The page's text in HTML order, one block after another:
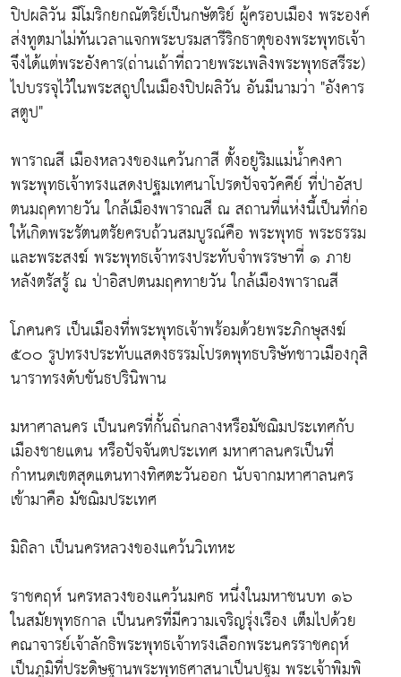
ปิปผลิวัน มีโมริกยกณัตริย์เป็นกษัตริย์ ผู้ครอบเมือง พระองค์
ส่งทูตมาไม่ทันเวลาแจกพระบรมสารีริกธาตุของพระพุทธเจ้า
จึงได้แต่พระอังคาร(ถ่านเถ้าที่ถวายพระเพลิงพระพุทธสรีระ)
ไปบรรจุไว้ในพระสถูปในเมืองปิปผลิวัน อันมีนามว่า "อังคาร
สตูป"
พาราณสี เมืองหลวงของแคว้นกาสี ตั้งอยู่ริมแม่น้ำคงคา
พระพุทธเจ้าทรงแสดงปฐมเทศนาโปรดปัจจวัคคีย์ ที่ป่าอัสป
ตนมฤคทายวัน ใกล้เมืองพาราณสี ณ สถานที่แห่งนี้เป็นที่ก่อ
ให้เกิดพระรัตนตรัยครบถ้วนสมบูรณ์คือ พระพุทธ พระธรรม
และพระสงฆ์ พระพุทธเจ้าทรงประทับจำพรรษาที่ ๑ ภาย
หลังตรัสรู้ ณ ป่าอิสปตนมฤคทายวัน ใกล้เมืองพาราณสี
โภคนคร เป็นเมืองที่พระพุทธเจ้าพร้อมด้วยพระภิกษุสงฆ์
๕๐๐ รูปทรงประทับแสดงธรรมโปรดพุทธบริษัทชาวเมืองกุสิ
นาราทรงดับขันธปรินิพาน
มหาศาลนคร เป็นนครที่กั้นถิ่นกลางหรือมัชฌิมประเทศกับ
เมืองชายแดน หรือปัจจันตประเทศ มหาศาลนครเป็นที่
กำหนดเขตสุดแดนทางทิศตะวันออก นับจากมหาศาลนคร
เข้ามาคือ มัชฌิมประเทศ
มิถิลา เป็นนครหลวงของแคว้นวิเทหะ
ราชคฤห์ นครหลวงของแคว้นมคธ หนึ่งในมหาชนบท ๑๖
ในสมัยพุทธกาล เป็นนครที่มีความเจริญรุ่งเรือง เต็มไปด้วย
คณาจารย์เจ้าลักธิพระพุทธเจ้าทรงเลือกพระนครราชคฤห์
เป็นภูมิที่ประดิษฐานพระพุทธศาสนาเป็นปฐม พระเจ้าพิมพิ